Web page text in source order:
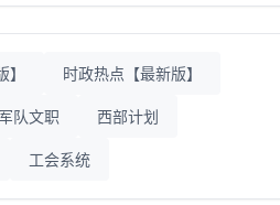
时政热点【最新版】
军队文职 西部计划
工会系统